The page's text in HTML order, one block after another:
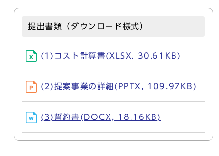
提出書類（ダウンロード様式）
(1)コスト計算書(XLSX, 30.61KB)
(2)提案事業の詳細(PPTX, 109.97KB)
(3)誓約書(DOCX, 18.16KB)